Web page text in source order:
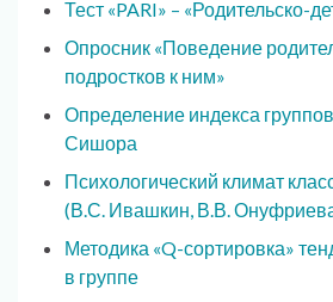
Тест «PARI» – «Родительско-
Опросник «Поведение
подростков к ним»
Определение индекса
Сишора
Психологический климат
(В.С. Ивашкин, В.В.
Методика «Q-сортировка»
в группе